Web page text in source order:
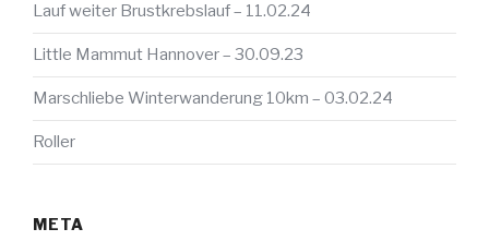
Lauf weiter Brustkrebslauf – 11.02.24
Little Mammut Hannover – 30.09.23
Marschliebe Winterwanderung 10km – 03.02.24
Roller
META